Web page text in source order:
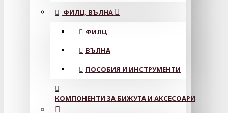
ФИЛЦ, ВЪЛНА
ФИЛЦ
ВЪЛНА
ПОСОБИЯ И ИНСТРУМЕНТИ
КОМПОНЕНТИ ЗА БИЖУТА И АКСЕСОАРИ